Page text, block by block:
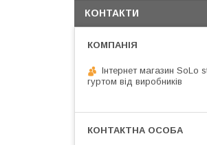
КОНТАКТИ
Інтернет магазин SoLo
гуртом від виробників